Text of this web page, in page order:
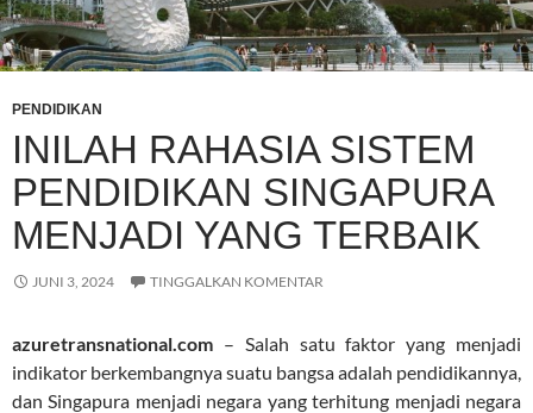
PENDIDIKAN
INILAH RAHASIA SISTEM
PENDIDIKAN SINGAPURA
MENJADI YANG TERBAIK
JUNI 3, 2024 TINGGALKAN KOMENTAR
azuretransnational.com – Salah satu faktor yang menjadi
indikator berkembangnya suatu bangsa adalah pendidikannya,
dan Singapura menjadi negara yang terhitung menjadi negara